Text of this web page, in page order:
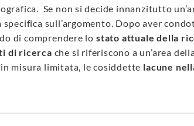
Se non si decide innanzitutto
sull’argomento. Dopo aver
di comprendere lo stato attuale della
di ricerca che si riferiscono a un’area
misura limitata, le cosiddette lacune